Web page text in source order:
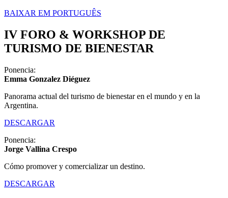
BAIXAR EM PORTUGUÊS
IV FORO & WORKSHOP DE
TURISMO DE BIENESTAR​
Ponencia:
Emma Gonzalez Diéguez
Panorama actual del turismo de bienestar en el mundo y en la
Argentina.
DESCARGAR
Ponencia:
Jorge Vallina Crespo
Cómo promover y comercializar un destino.
DESCARGAR